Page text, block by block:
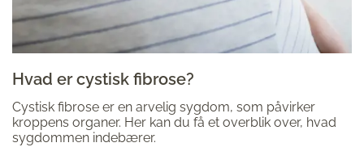
Hvad er cystisk fibrose?
Cystisk fibrose er en arvelig sygdom, som påvirker
kroppens organer. Her kan du få et overblik over, hvad
sygdommen indebærer.